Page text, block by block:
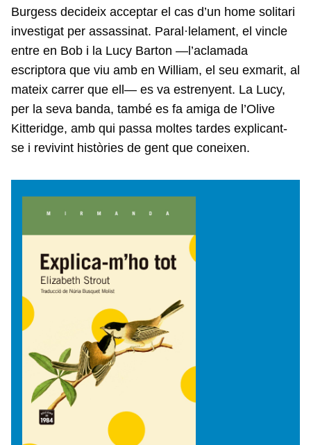
Burgess decideix acceptar el cas d’un home solitari
investigat per assassinat. Paral·lelament, el vincle
entre en Bob i la Lucy Barton —l’aclamada
escriptora que viu amb en William, el seu exmarit, al
mateix carrer que ell— es va estrenyent. La Lucy,
per la seva banda, també es fa amiga de l’Olive
Kitteridge, amb qui passa moltes tardes explicant-
se i revivint històries de gent que coneixen.